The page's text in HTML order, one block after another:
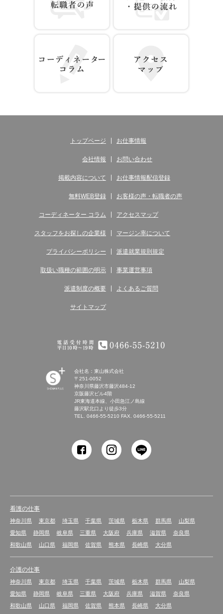
トップページ お仕事情報
会社情報 お問い合わせ
掲載内容について お仕事情報配信登録
無料WEB登録 お客様の声・転職者の声
コーディネーター コラム アクセスマップ
スタッフをお探しの企業様 マージン率について
プライバシーポリシー 派遣就業規則規定
取扱い職種の範囲の明示 事業運営事項
派遣制度の概要 よくあるご質問
サイトマップ
SHONAN Human
会社名：東山株式会社
〒251-0052
神奈川県藤沢市藤沢484-12
京阪藤沢ビル4階
JR東海道本線、小田急江ノ島線
藤沢駅北口より徒歩3分
TEL. 0466-55-5210 FAX. 0466-55-5211
看護の仕事
神奈川県 東京都 埼玉県 千葉県 茨城県 栃木県 群馬県
山梨県
愛知県
静岡県 岐阜県 三重県 大阪府 兵庫県 滋賀県
奈良県
和歌山県
山口県 福岡県 佐賀県 熊本県 長崎県 大分県
介護の仕事
神奈川県 東京都 埼玉県 千葉県 茨城県 栃木県 群馬県
山梨県
愛知県
静岡県 岐阜県 三重県 大阪府 兵庫県 滋賀県
奈良県
和歌山県
山口県 福岡県 佐賀県 熊本県 長崎県 大分県